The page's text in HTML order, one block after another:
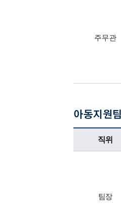
주무관
아동지원팀
아동지원팀업무담당자의 정보로 직위, 전화번호, 담당업무를 안내하고 있습니다
직위
팀장